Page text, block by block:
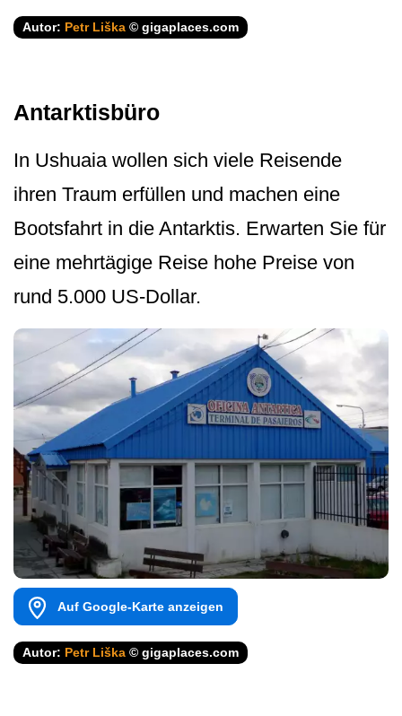
Autor: Petr Liška © gigaplaces.com
Antarktisbüro
In Ushuaia wollen sich viele Reisende
ihren Traum erfüllen und machen eine
Bootsfahrt in die Antarktis. Erwarten Sie für
eine mehrtägige Reise hohe Preise von
rund 5.000 US-Dollar.
Auf Google-Karte anzeigen
Autor: Petr Liška © gigaplaces.com